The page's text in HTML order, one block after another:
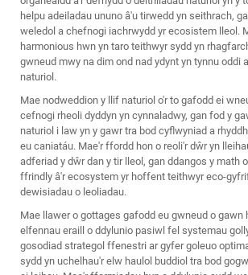
helpu adeiladau ununo â'u tirwedd yn seithrach,
weledol a chefnogi iachrwydd yr ecosistem lleol.
harmonious hwn yn taro teithwyr sydd yn
gwneud mwy na dim ond nad ydynt yn tynnu oddi
naturiol.
Mae nodweddion y llif naturiol o'r to gafodd ei
cefnogi rheoli dyddyn yn cynnaladwy, gan fod y
naturiol i law yn y gawr tra bod cyflwyniad a
eu caniatáu. Mae'r ffordd hon o reoli'r dŵr yn
adferiad y dŵr dan y tir lleol, gan ddangos y math
ffrindly â'r ecosystem yr hoffent teithwyr eco-
dewisiadau o leoliadau.
Mae llawer o gottages gafodd eu gwneud o gawn
elfennau eraill o ddylunio pasiwl fel systemau
gosodiad strategol ffenestri ar gyfer goleuo
sydd yn uchelhau'r elw haulol buddiol tra bod